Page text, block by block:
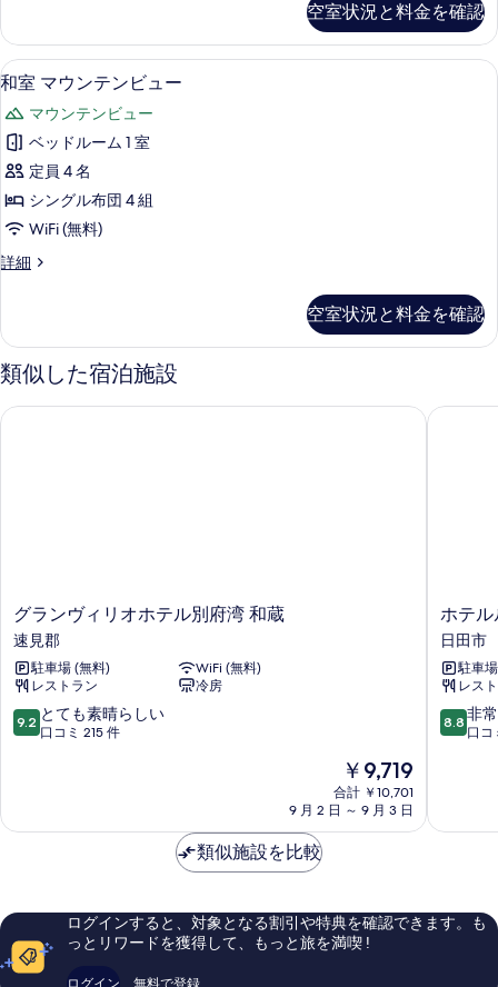
真
を
表
示
す
る
ル
ー
ム
の
す
べ
て
の
写
表
示
す
ス
ツ
イ
ル
ー
ム
の
詳
細
空室状況と料金を確認
和
室
マ
ウ
ン
テ
ビ
ー
の
す
べ
示
す
る
和室 マウンテンビュー | 客室内のダ
2
和室 マウンテンビュー
マウンテンビュー
ベッドルーム 1 室
定員 4 名
シングル布団 4 組
WiFi (無料)
詳細
和
ン
テ
ン
ュ
空室状況と料金を確認
類似した宿泊施設
グ
ラ
ン
ヴ
ィ
リ
オ
府
速
郡
グランヴィリオホテル別府湾 和蔵
速見郡
駐車場 (無料)
WiFi (無料)
レストラン
冷房
10
段
て
ら
い、
口
9.2 とても素晴らしい
口コミ 215 件
現
在
の
￥9,719
合計 ￥10,701
9 月 2 日 ～ 9 月 3 日
グランヴィリオホテル別府湾 和蔵
ホ
テ
ル
ル
ー
ト
イ
前
ホテ
日田市
駐車
レス
10
段
常
口
コ
8.8 非
口コ
ホテル
類似施設を比較
ログインすると、対象となる割引や特典を確認できます。も
っとリワードを獲得して、もっと旅を満喫 !
ログイン 無料で登録